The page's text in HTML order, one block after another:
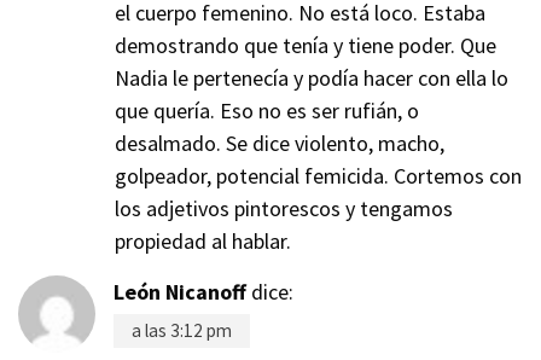
el cuerpo femenino. No está loco. Estaba
demostrando que tenía y tiene poder. Que
Nadia le pertenecía y podía hacer con ella lo
que quería. Eso no es ser rufián, o
desalmado. Se dice violento, macho,
golpeador, potencial femicida. Cortemos con
los adjetivos pintorescos y tengamos
propiedad al hablar.
León Nicanoff dice:
a las 3:12 pm